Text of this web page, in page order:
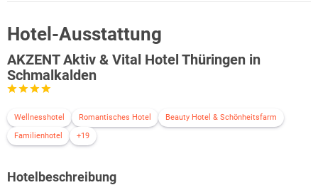
Hotel-Ausstattung
AKZENT Aktiv & Vital Hotel Thüringen in
Schmalkalden
Wellnesshotel Romantisches Hotel
Beauty Hotel & Schönheitsfarm
Familienhotel
+19
Hotelbeschreibung